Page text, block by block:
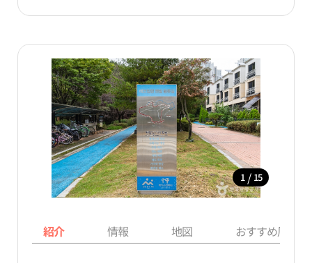
1 / 15
紹介 情報 地図 おすすめ周辺